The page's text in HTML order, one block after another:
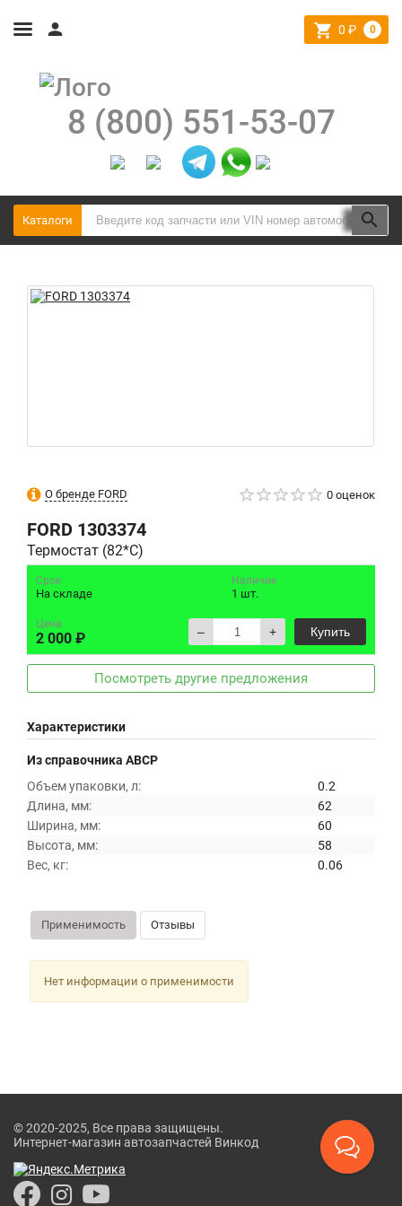
0 ₽ 0
8 (800) 551-53-07
Каталоги
О бренде FORD 0 оценок
FORD 1303374
Термостат (82*C)
Срок
На складе
Наличие
1 шт.
Цена
2 000 ₽ – + Купить
Посмотреть другие предложения
Характеристики
Из справочника ABCP
Объем упаковки, л:
0.2
Длина, мм:
62
Ширина, мм:
60
Высота, мм:
58
Вес, кг:
0.06
Применимость Отзывы
Нет информации о применимости
© 2020-2025, Все права защищены.
Интернет-магазин автозапчастей Винкод